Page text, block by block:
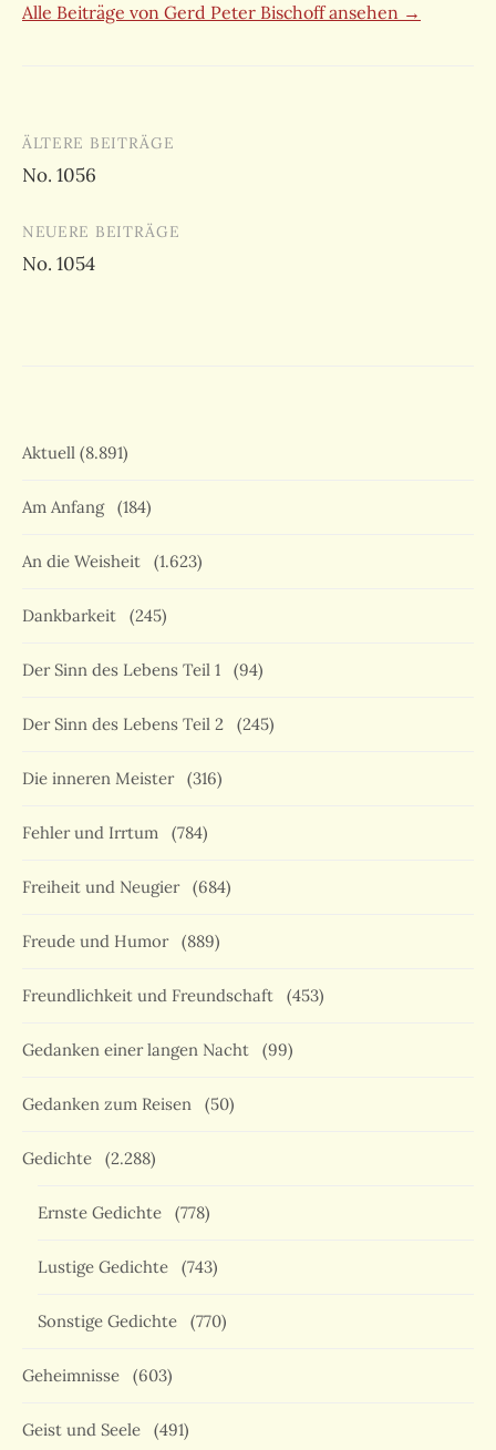
Alle Beiträge von Gerd Peter Bischoff ansehen →
Beitragsnavigation
ÄLTERE BEITRÄGE
No. 1056
NEUERE BEITRÄGE
No. 1054
Aktuell (8.891)
Am Anfang (184)
An die Weisheit (1.623)
Dankbarkeit (245)
Der Sinn des Lebens Teil 1 (94)
Der Sinn des Lebens Teil 2 (245)
Die inneren Meister (316)
Fehler und Irrtum (784)
Freiheit und Neugier (684)
Freude und Humor (889)
Freundlichkeit und Freundschaft (453)
Gedanken einer langen Nacht (99)
Gedanken zum Reisen (50)
Gedichte (2.288)
Ernste Gedichte (778)
Lustige Gedichte (743)
Sonstige Gedichte (770)
Geheimnisse (603)
Geist und Seele (491)